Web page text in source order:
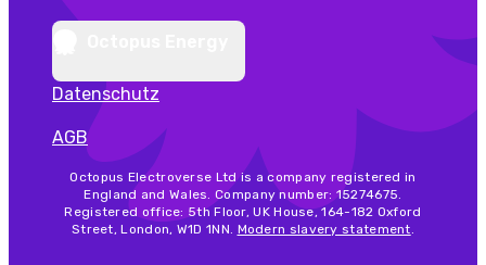
Datenschutz
AGB
Octopus Electroverse Ltd is a company registered in
England and Wales. Company number: 15274675.
Registered office: 5th Floor, UK House, 164-182 Oxford
Street, London, W1D 1NN. Modern slavery statement.